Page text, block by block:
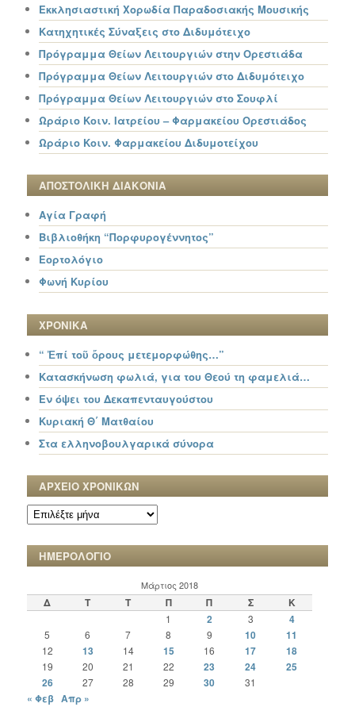
Εκκλησιαστική Χορωδία Παραδοσιακής Μουσικής
Κατηχητικές Σύναξεις στο Διδυμότειχο
Πρόγραμμα Θείων Λειτουργιών στην Ορεστιάδα
Πρόγραμμα Θείων Λειτουργιών στο Διδυμότειχο
Πρόγραμμα Θείων Λειτουργιών στο Σουφλί
Ωράριο Κοιν. Ιατρείου – Φαρμακείου Ορεστιάδος
Ωράριο Κοιν. Φαρμακείου Διδυμοτείχου
ΑΠΟΣΤΟΛΙΚΗ ΔΙΑΚΟΝΙΑ
Αγία Γραφή
Βιβλιοθήκη “Πορφυρογέννητος”
Εορτολόγιο
Φωνή Κυρίου
ΧΡΟΝΙΚΑ
“ Ἐπί τοῦ ὄρους μετεμορφώθης…”
Κατασκήνωση φωλιά, για του Θεού τη φαμελιά…
Εν όψει του Δεκαπενταυγούστου
Κυριακή Θ΄ Ματθαίου
Στα ελληνοβουλγαρικά σύνορα
ΑΡΧΕΙΟ ΧΡΟΝΙΚΩΝ
ΑΡΧΕΙΟ
ΧΡΟΝΙΚΩΝ
ΗΜΕΡΟΛΟΓΙΟ
Μάρτιος 2018
Δ Τ Τ Π Π Σ Κ
1 2 3 4
5 6 7 8 9 10 11
12 13 14 15 16 17 18
19 20 21 22 23 24
25
26
27 28 29 30 31
« Φεβ Απρ »